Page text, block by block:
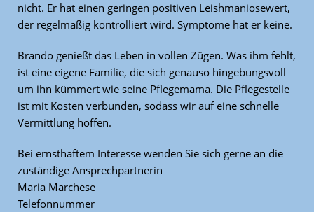
nicht. Er hat einen geringen positiven Leishmaniosewert,
der regelmäßig kontrolliert wird. Symptome hat er keine.
Brando genießt das Leben in vollen Zügen. Was ihm fehlt,
ist eine eigene Familie, die sich genauso hingebungsvoll
um ihn kümmert wie seine Pflegemama. Die Pflegestelle
ist mit Kosten verbunden, sodass wir auf eine schnelle
Vermittlung hoffen.
Bei ernsthaftem Interesse wenden Sie sich gerne an die
zuständige Ansprechpartnerin
Maria Marchese
Telefonnummer